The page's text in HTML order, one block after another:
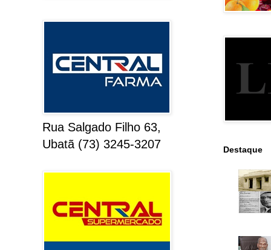
Destaque
Rua Salgado Filho 63,
Ubatã (73) 3245-3207